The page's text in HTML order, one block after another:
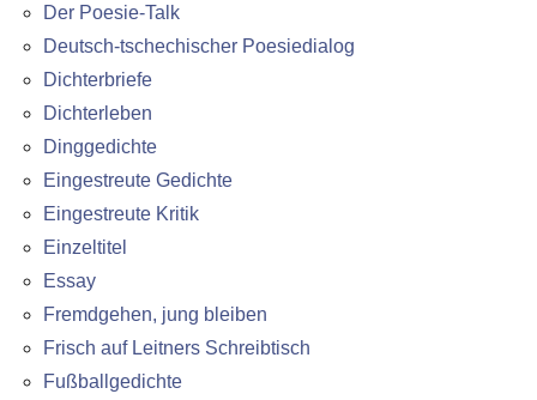
Der Poesie-Talk
Deutsch-tschechischer Poesiedialog
Dichterbriefe
Dichterleben
Dinggedichte
Eingestreute Gedichte
Eingestreute Kritik
Einzeltitel
Essay
Fremdgehen, jung bleiben
Frisch auf Leitners Schreibtisch
Fußballgedichte